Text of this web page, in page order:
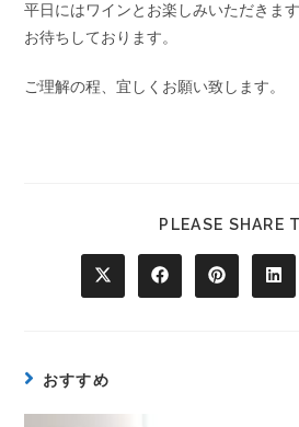
平日にはワインとお楽しみいただきま
お待ちしております。
ご理解の程、宜しくお願い致します。
PLEASE SHARE
おすすめ